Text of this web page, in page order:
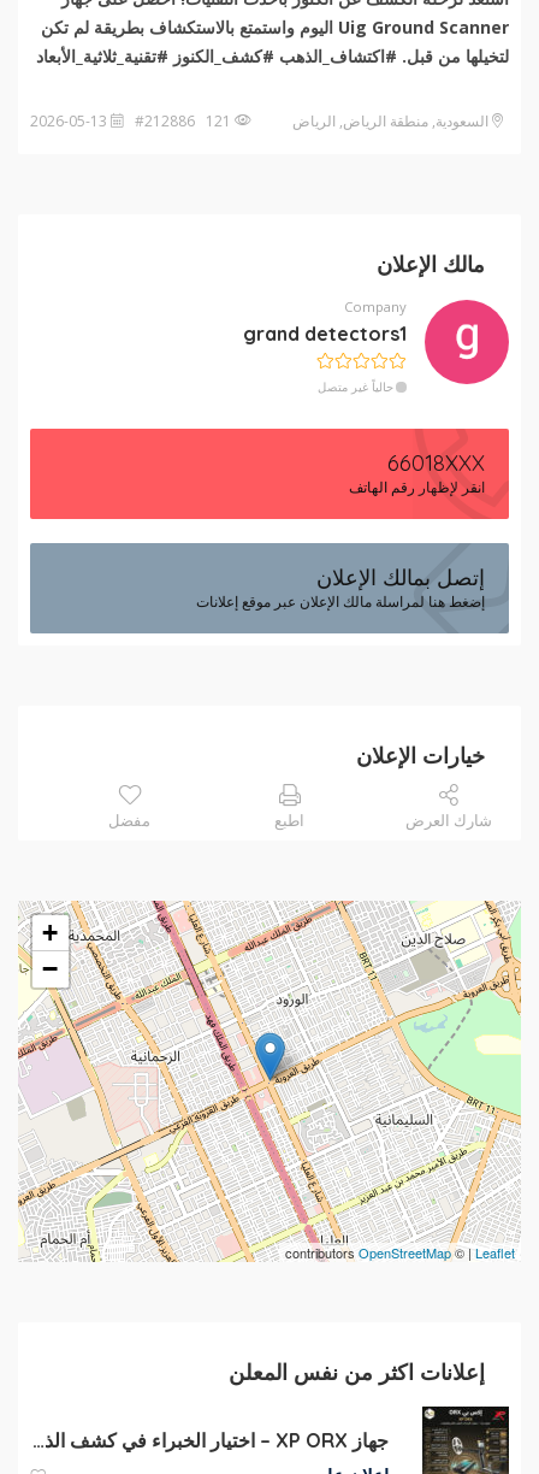
Uig Ground Scanner اليوم واستمتع بالاستكشاف بطريقة لم تكن
لتخيلها من قبل. #اكتشاف_الذهب #كشف_الكنوز #تقنية_ثلاثية_الأبعاد
السعودية, منطقة الرياض, الرياض
مالك الإعلان
Company
grand detectors1
حالياً غير متصل
66018XXX
انقر لإظهار رقم الهاتف
إتصل بمالك الإعلان
إضغط هنا لمراسلة مالك الإعلان عبر موقع إعلانات
خيارات الإعلان
شارك العرض اطبع مفضل
+
−
Leaflet
| ©
OpenStreetMap
إعلانات اكثر من نفس المعلن
جهاز XP ORX – اختيار الخبراء في كشف الذهب